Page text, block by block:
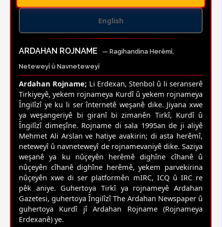
English
ARDAHAN ROJNAME
— Ragihandina Herêmî,
Neteweyî û Navneteweyî
Ardahan Rojname; Li Erdexan, Stenbol û li seranserê
Tirkiyeyê, yekem rojnameya Kurdî û yekem rojnameya
Îngilîzî ye ku li ser înternetê weşanê dike. Jiyana xwe
ya weşangeriyê bi giranî bi zimanên Tirkî, Kurdî û
Îngilîzî dimeşîne. Rojname di sala 1995an de ji aliyê
Mehmet Ali Arslan ve hatiye avakirin; di asta herêmî,
neteweyî û navneteweyî de rojnamevaniyê dike. Saziya
weşanê ya ku nûçeyên herêmê dighîne cîhanê û
nûçeyên cîhanê dighîne herêmê, yekem parvekirina
nûçeyên xwe di ser platformên mIRC, ICQ û IRC re
pêk aniye. Guhertoya Tirkî ya rojnameyê Ardahan
Gazetesi, guhertoya Îngilîzî The Ardahan Newspaper û
guhertoya Kurdî jî Ardahan Rojname (Rojnameya
Erdexanê) ye.